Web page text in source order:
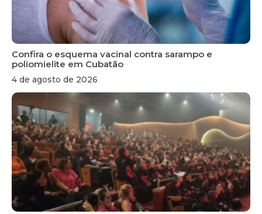
Confira o esquema vacinal contra sarampo e
poliomielite em Cubatão
4 de agosto de 2026